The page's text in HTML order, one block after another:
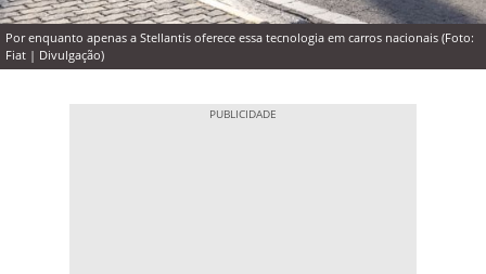
Por enquanto apenas a Stellantis oferece essa tecnologia em carros nacionais (Foto:
Fiat | Divulgação)